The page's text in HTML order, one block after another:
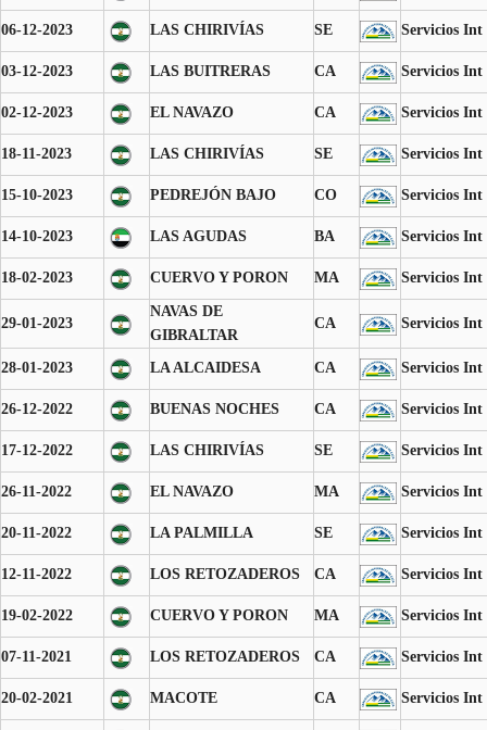
06-12-2023 LAS CHIRIVÍAS SE Servicios Int
03-12-2023 LAS BUITRERAS CA Servicios Int
02-12-2023 EL NAVAZO CA Servicios Int
18-11-2023 LAS CHIRIVÍAS SE Servicios Int
15-10-2023 PEDREJÓN BAJO CO Servicios Int
14-10-2023 LAS AGUDAS BA Servicios Int
18-02-2023 CUERVO Y PORON MA Servicios Int
29-01-2023
NAVAS DE
GIBRALTAR
CA Servicios Int
28-01-2023 LA ALCAIDESA CA Servicios Int
26-12-2022 BUENAS NOCHES CA Servicios Int
17-12-2022 LAS CHIRIVÍAS SE Servicios Int
26-11-2022 EL NAVAZO MA Servicios Int
20-11-2022 LA PALMILLA SE Servicios Int
12-11-2022 LOS RETOZADEROS CA Servicios Int
19-02-2022 CUERVO Y PORON MA Servicios Int
07-11-2021 LOS RETOZADEROS CA Servicios Int
20-02-2021 MACOTE CA Servicios Int